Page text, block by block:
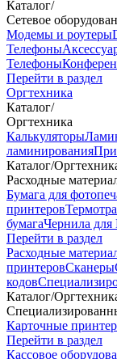
Каталог/
Сетевое
Модемы и роутеры
Телефоны
Телефоны
Перейти в раздел
Оргтехника
Каталог/
Оргтехника
Калькуляторы
ламинирования
Каталог/
Расходные
Бумага для
принтеров
бумагаЧернила
Перейти в раздел
Расходные
принтеровСканеры
кодов
Каталог/
Карточные
Перейти в раздел
Кассовое